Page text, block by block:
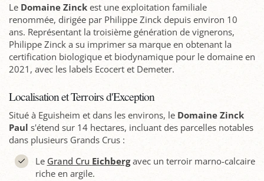
Le Domaine Zinck est une exploitation familiale
renommée, dirigée par Philippe Zinck depuis environ 10
ans. Représentant la troisième génération de vignerons,
Philippe Zinck a su imprimer sa marque en obtenant la
certification biologique et biodynamique pour le domaine en
2021, avec les labels Ecocert et Demeter.
Localisation et Terroirs d'Exception
Situé à Eguisheim et dans les environs, le Domaine Zinck
Paul s'étend sur 14 hectares, incluant des parcelles notables
dans plusieurs Grands Crus :
Le Grand Cru Eichbergavec un terroir marno-calcaire
riche en argile.